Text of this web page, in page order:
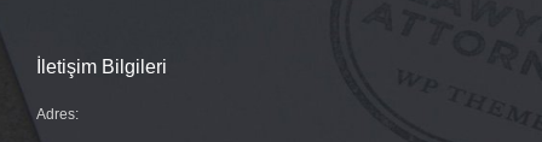
İletişim Bilgileri
Adres: